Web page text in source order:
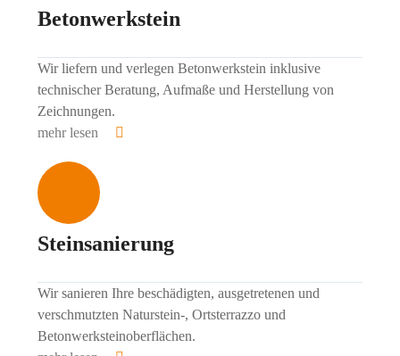
Betonwerkstein
Wir liefern und verlegen Betonwerkstein inklusive
technischer Beratung, Aufmaße und Herstellung von
Zeichnungen.
mehr lesen
Steinsanierung
Wir sanieren Ihre beschädigten, ausgetretenen und
verschmutzten Naturstein-, Ortsterrazzo und
Betonwerksteinoberflächen.